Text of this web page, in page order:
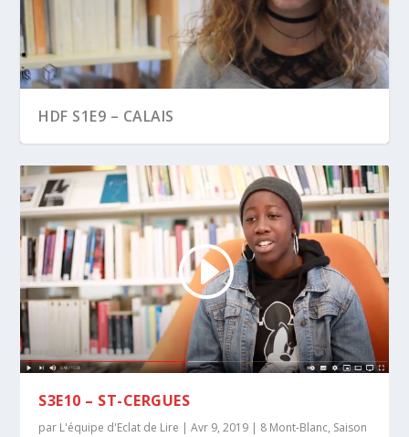
HDF S1E9 – CALAIS
S3E10 – ST-CERGUES
par L'équipe d'Eclat de Lire |Avr 9, 2019 | 8 Mont-Blanc, Saison